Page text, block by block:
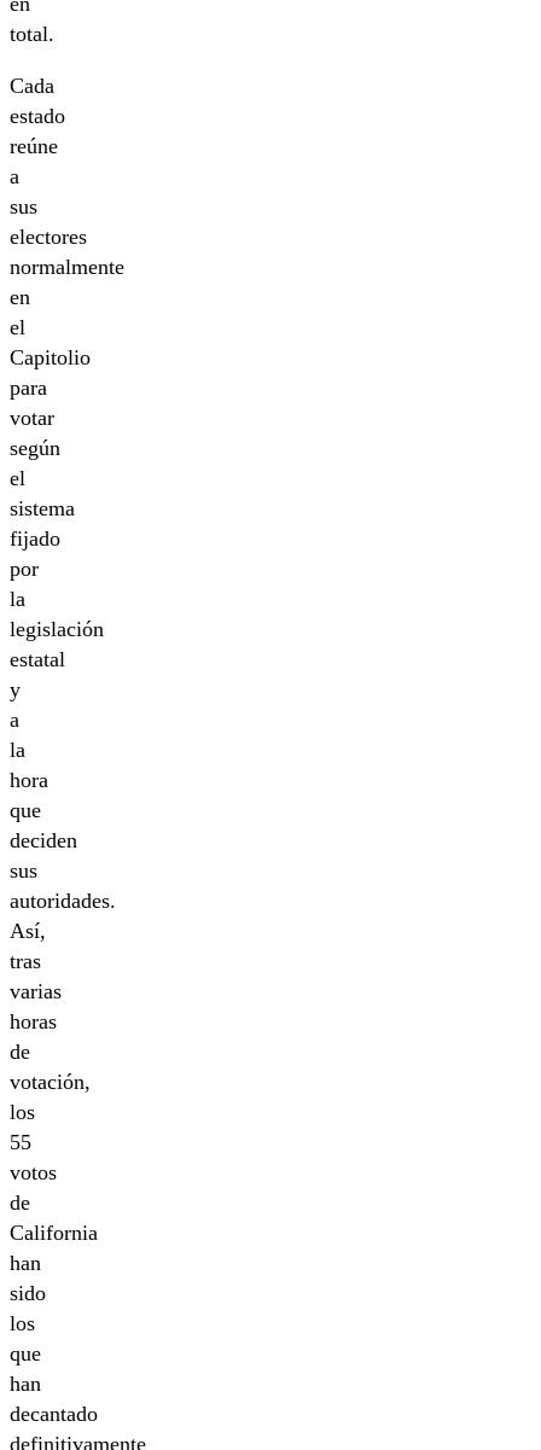
total.
Cada
estado
reúne
a
sus
electores
normalmente
en
el
Capitolio
para
votar
según
el
sistema
fijado
por
la
legislación
estatal
y
a
la
hora
que
deciden
sus
autoridades.
Así,
tras
varias
horas
de
votación,
los
55
votos
de
California
han
sido
los
que
han
decantado
definitivamente